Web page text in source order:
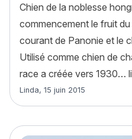
Chien de la noblesse
commencement le fruit
courant de Panonie et le
Utilisé comme chien de
race a créée vers 1930…
Article rédigé par
Linda, 15 juin 2015